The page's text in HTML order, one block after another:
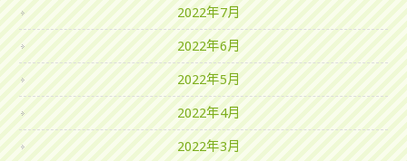
2022年7月
2022年6月
2022年5月
2022年4月
2022年3月